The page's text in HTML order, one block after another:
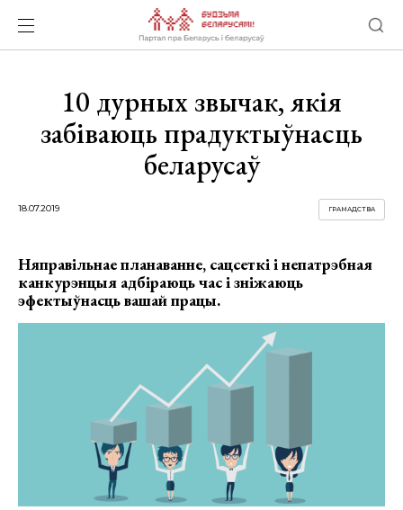
10 дурных звычак, якія
забіваюць прадуктыўнасць
беларусаў
18.07.2019 ГРАМАДСТВА
Няправільнае планаванне, сацсеткі і непатрэбная
канкурэнцыя адбіраюць час і зніжаюць
эфектыўнасць вашай працы.